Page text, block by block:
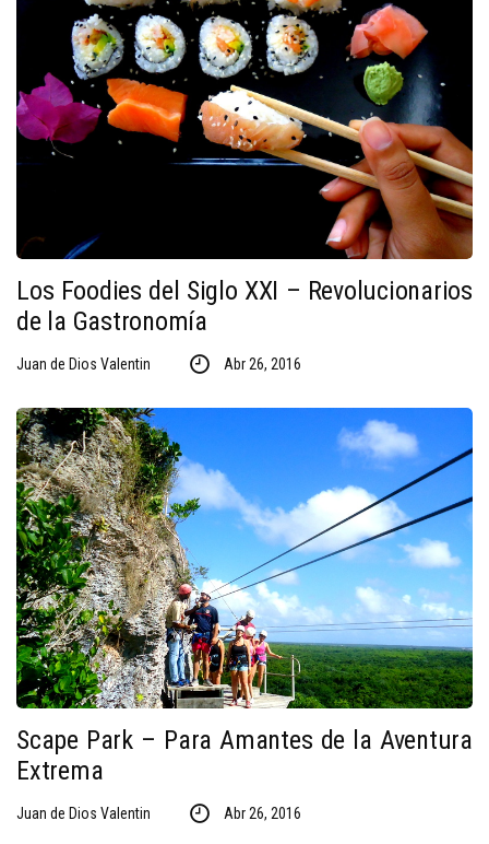
Los Foodies del Siglo XXI – Revolucionarios
de la Gastronomía
Juan de Dios Valentin Abr 26, 2016
Scape Park – Para Amantes de la Aventura
Extrema
Juan de Dios Valentin Abr 26, 2016